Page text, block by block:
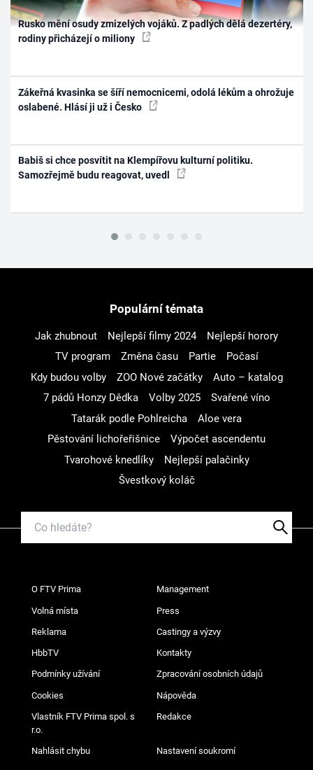
Rusko mění osudy zmizelých vojáků. Z padlých dělá dezertéry,
rodiny přicházejí o miliony
Zákeřná kvasinka se šíří nemocnicemi, odolá lékům a ohrožuje
oslabené. Hlásí ji už i Česko
Babiš si chce posvítit na Klempířovu kulturní politiku.
Samozřejmě budu reagovat, uvedl
Populární témata
Jak zhubnout Nejlepší filmy 2024
Nejlepší horory
TV program
Změna času Partie
Počasí
Kdy budou volby
ZOO Nové začátky
Auto – katalog
7 pádů Honzy Dědka
Volby 2025
Svařené víno
Tatarák podle Pohlreicha
Aloe vera
Pěstování lichořeřišnice
Výpočet ascendentu
Tvarohové knedlíky
Nejlepší palačinky
Švestkový koláč
O FTV Prima Management
Volná místa Press
Reklama Castingy a výzvy
HbbTV Kontakty
Podmínky užívání Zpracování osobních údajů
Cookies Nápověda
Vlastník FTV Prima spol. s
r.o.
Redakce
Nahlásit chybu Nastavení soukromí